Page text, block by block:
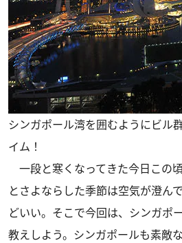
シンガポール湾を囲むようにビル
イム！
一段と寒くなってきた今日この
とさよならした季節は空気が澄ん
どいい。そこで今回は、シンガポ
教えしよう。シンガポールも素敵